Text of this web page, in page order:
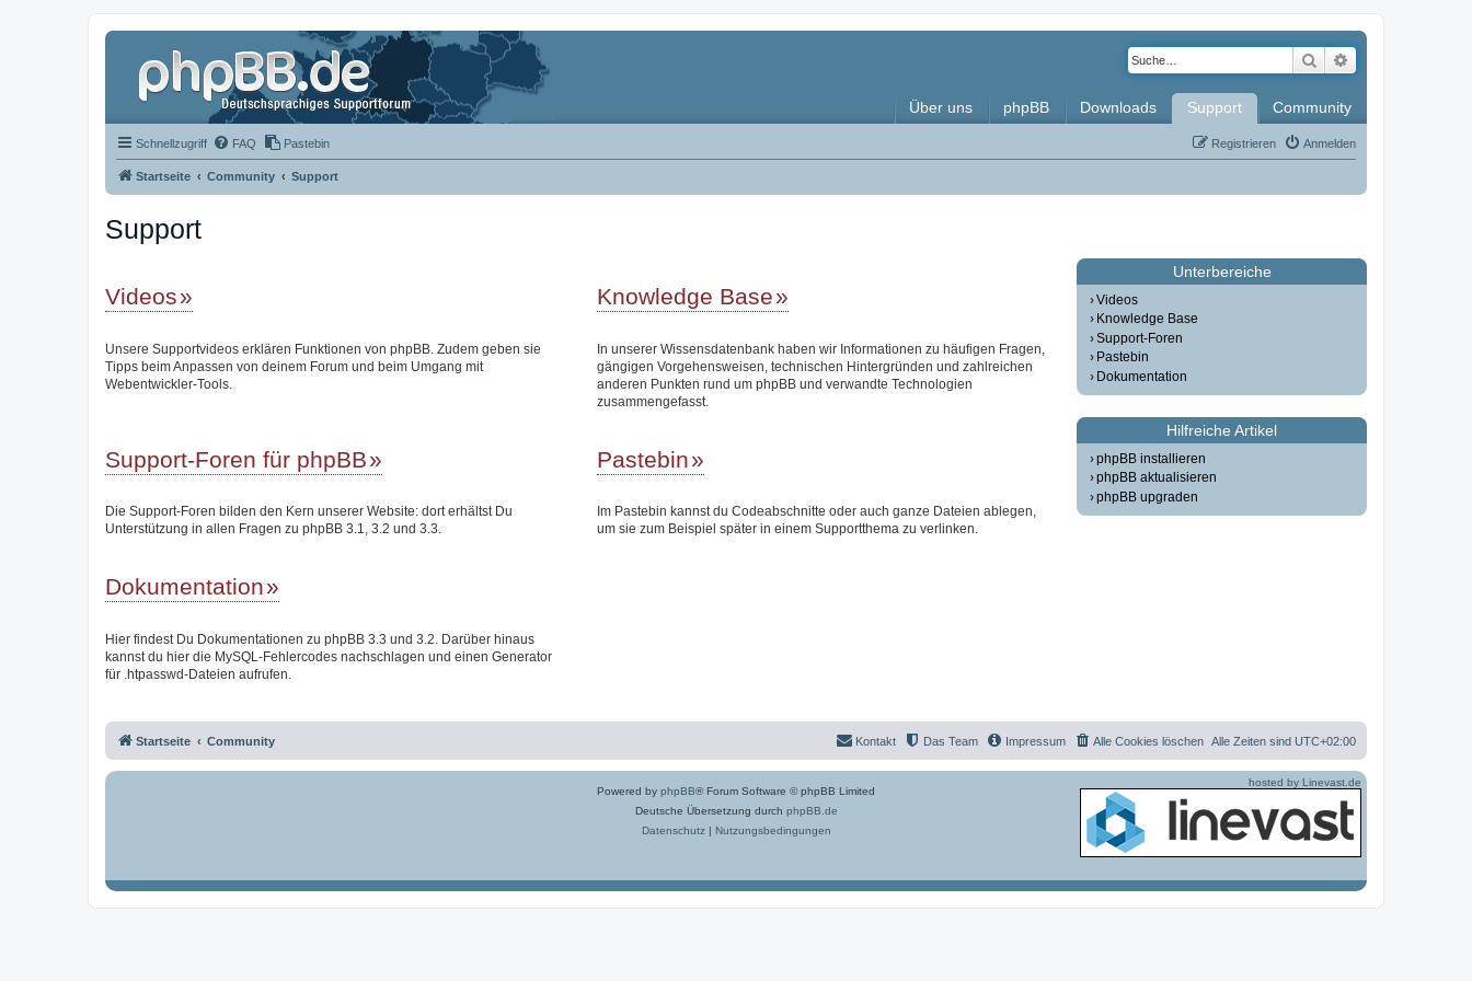
Suche
Über uns phpBB Downloads Support Community
Schnellzugriff FAQ Pastebin Anmelden
Registrieren
Startseite Community Support
Support
Videos
Unsere Supportvideos erklären Funktionen von phpBB. Zudem geben sie
Tipps beim Anpassen von deinem Forum und beim Umgang mit
Webentwickler-Tools.
Knowledge Base
In unserer Wissensdatenbank haben wir Informationen zu häufigen Fragen,
gängigen Vorgehensweisen, technischen Hintergründen und zahlreichen
anderen Punkten rund um phpBB und verwandte Technologien
zusammengefasst.
Support-Foren für phpBB
Die Support-Foren bilden den Kern unserer Website: dort erhältst Du
Unterstützung in allen Fragen zu phpBB 3.1, 3.2 und 3.3.
Pastebin
Im Pastebin kannst du Codeabschnitte oder auch ganze Dateien ablegen,
um sie zum Beispiel später in einem Supportthema zu verlinken.
Dokumentation
Hier findest Du Dokumentationen zu phpBB 3.3 und 3.2. Darüber hinaus
kannst du hier die MySQL-Fehlercodes nachschlagen und einen Generator
für .htpasswd-Dateien aufrufen.
Unterbereiche
Videos
Knowledge Base
Support-Foren
Pastebin
Dokumentation
Hilfreiche Artikel
phpBB installieren
phpBB aktualisieren
phpBB upgraden
Startseite Community Alle Zeiten sind UTC+02:00
Alle Cookies löschen
Impressum
Das Team
Kontakt
Powered by phpBB® Forum Software © phpBB Limited
Deutsche Übersetzung durch phpBB.de
Datenschutz| Nutzungsbedingungen
hosted by Linevast.de